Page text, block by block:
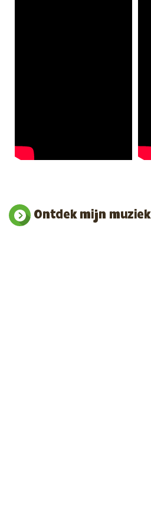
Ontdek mijn muziek